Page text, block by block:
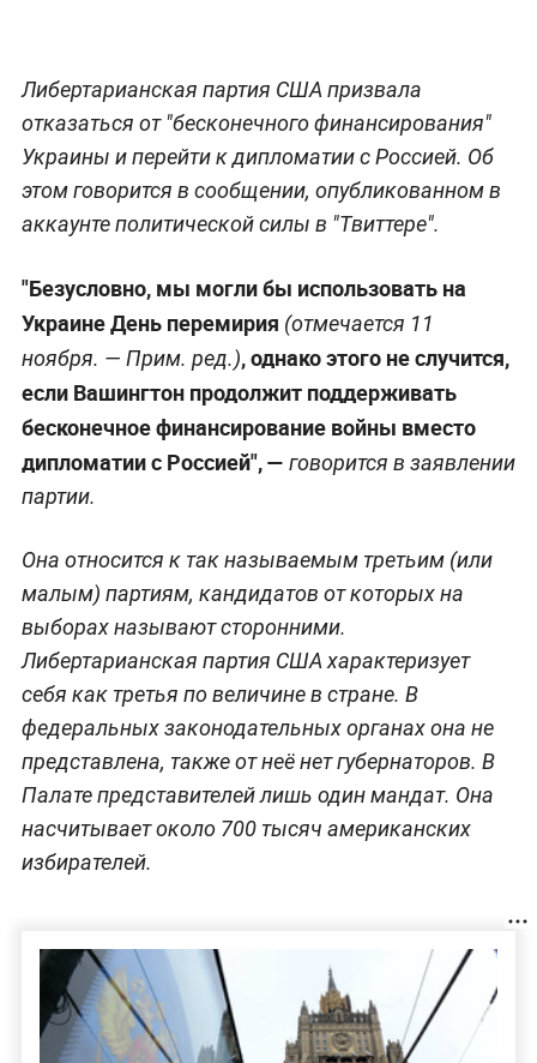
Либертарианская партия США призвала
отказаться от "бесконечного финансирования"
Украины и перейти к дипломатии с Россией. Об
этом говорится в сообщении, опубликованном в
аккаунте политической силы в "Твиттере".
"Безусловно, мы могли бы использовать на
Украине День перемирия (отмечается 11
ноября. — Прим. ред.), однако этого не случится,
если Вашингтон продолжит поддерживать
бесконечное финансирование войны вместо
дипломатии с Россией", — говорится в заявлении
партии.
Она относится к так называемым третьим (или
малым) партиям, кандидатов от которых на
выборах называют сторонними.
Либертарианская партия США характеризует
себя как третья по величине в стране. В
федеральных законодательных органах она не
представлена, также от неё нет губернаторов. В
Палате представителей лишь один мандат. Она
насчитывает около 700 тысяч американских
избирателей.